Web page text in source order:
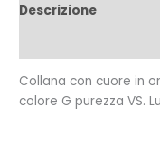
Descrizione
Collana con cuore in
colore G purezza VS.